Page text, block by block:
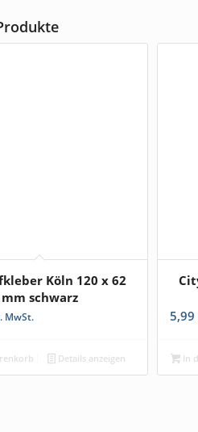
Köln 120 x 62
mm schwarz
MwSt.
Details anzeigen
5,99
In